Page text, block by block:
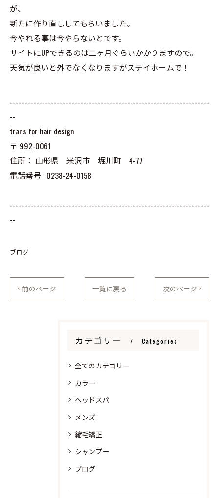
が、
新たに作り直ししてもらいました。
今やれる事は今やらないとです。
サイトにUPできるのは二ヶ月ぐらいかかりますので。
天気が良いと外でなくなりますがステイホームで！
--------------------------------------------------------------------
--
trans for hair design
〒 992-0061
住所： 山形県 米沢市 堀川町 4-77
電話番号 : 0238-24-0158
--------------------------------------------------------------------
--
ブログ
< 前のページ 一覧に戻る 次のページ >
カテゴリー Categories
全てのカテゴリー
カラー
ヘッドスパ
メンズ
縮毛矯正
シャンプー
ブログ